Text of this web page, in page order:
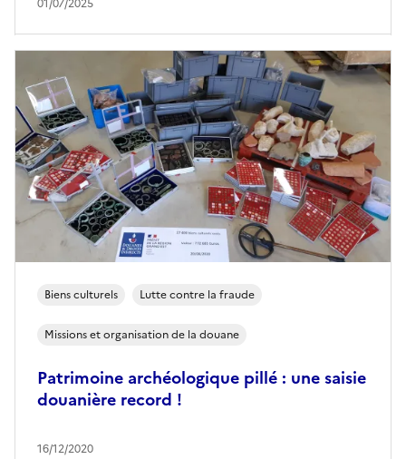
01/07/2025
Biens culturels Lutte contre la fraude
Missions et organisation de la douane
16/12/2020
Patrimoine archéologique pillé : une saisie
douanière record !